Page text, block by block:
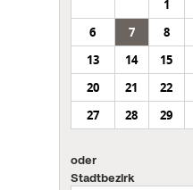
1
6
7 8
13
14 15
20
21 22
27
28 29
oder
Stadtbezirk